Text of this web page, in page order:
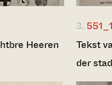
Heeren
3.
Tekst
der